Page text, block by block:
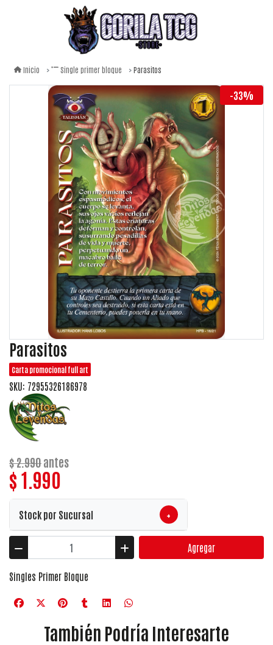
Inicio Single primer bloque Parasitos
-33%
Parasitos
Carta promocional full art
SKU: 72955326186978
$ 2.990antes
$ 1.990
Stock por Sucursal +
Agregar
Singles Primer Bloque
También Podría Interesarte